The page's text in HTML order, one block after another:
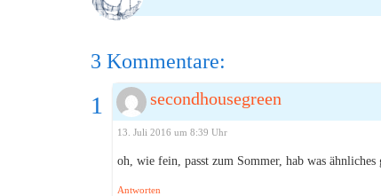
3 Kommentare:
secondhousegreen
13. Juli 2016 um 8:39 Uhr
oh, wie fein, passt zum Sommer, hab was
Antworten